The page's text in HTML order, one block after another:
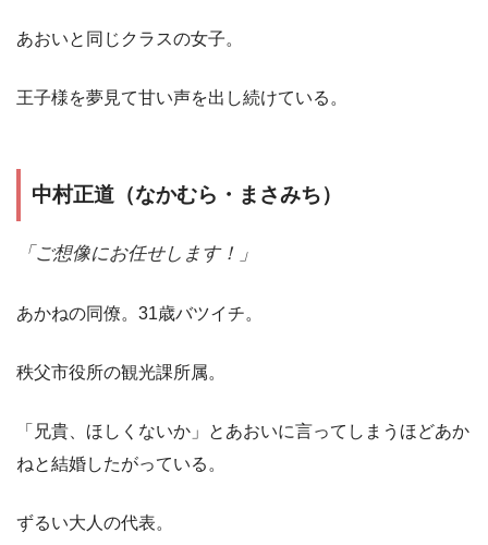
あおいと同じクラスの女子。
王子様を夢見て甘い声を出し続けている。
中村正道（なかむら・まさみち）
「ご想像にお任せします！」
あかねの同僚。31歳バツイチ。
秩父市役所の観光課所属。
「兄貴、ほしくないか」とあおいに言ってしまうほどあか
ねと結婚したがっている。
ずるい大人の代表。